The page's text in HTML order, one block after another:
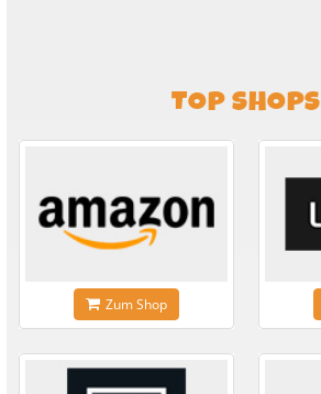
TOP SHOPS
Zum Shop